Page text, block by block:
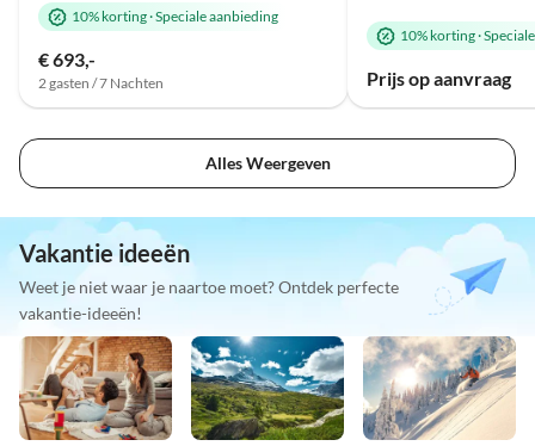
10% korting·Speciale aanbieding
€ 693,-
2 gasten / 7 Nachten
10% korting·
Prijs op aanvraag
Alles Weergeven
Vakantie ideeën
Weet je niet waar je naartoe moet? Ontdek perfecte
vakantie-ideeën!